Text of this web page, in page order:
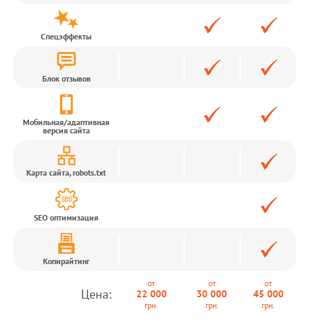
Спецэффекты
Блок отзывов
Мобильная/адаптивная
версия сайта
Карта сайта, robots.txt
SEO оптимизация
Копирайтинг
Цена:
от
22 000
грн.
от
30 000
грн.
от
45 000
грн.